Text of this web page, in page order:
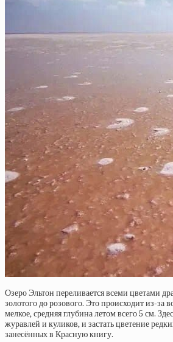
Озеро Эльтон переливается всеми цветами
золотого до розового. Это происходит из-за
мелкое, средняя глубина летом всего 5 см.
журавлей и куликов, и застать цветение
занесённых в Красную книгу.